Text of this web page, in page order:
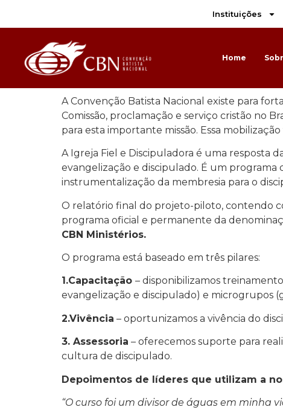
Instituições
Home
A Convenção Batista Nacional existe para
Comissão, proclamação e serviço cristão no
para esta importante missão. Essa
A Igreja Fiel e Discipuladora é uma resposta
evangelização e discipulado. É um
instrumentalização da membresia para o
O relatório final do projeto-piloto, contendo
programa oficial e permanente da
CBN Ministérios.
O programa está baseado em três pilares:
1.Capacitação – disponibilizamos
evangelização e discipulado) e microgrupos
2.Vivência – oportunizamos a vivência do
3. Assessoria – oferecemos suporte para
cultura de discipulado.
Depoimentos de líderes que utilizam a
“O curso foi um divisor de águas em minha